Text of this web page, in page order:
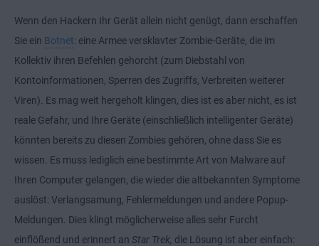
Wenn den Hackern Ihr Gerät allein nicht genügt, dann erschaffen
Sie ein Botnet: eine Armee versklavter Zombie-Geräte, die im
Kollektiv ihren Befehlen gehorcht (zum Diebstahl von
Kontoinformationen, Sperren des Zugriffs, Verbreiten weiterer
Viren). Es mag weit hergeholt klingen, dies ist es aber nicht, es ist
reale Gefahr, und Ihre Geräte (einschließlich intelligenter Geräte)
könnten bereits zu diesen Zombies gehören, ohne dass Sie es
wissen. Es muss lediglich eine bestimmte Art von Malware auf
Ihren Computer gelangen, die wieder die altbekannten Symptome
auslöst: Verlangsamung, Fehlermeldungen und andere Popup-
Meldungen. Dies klingt möglicherweise alles sehr Furcht
einflößend und erinnert an Star Trek die Lösung ist aber einfach: